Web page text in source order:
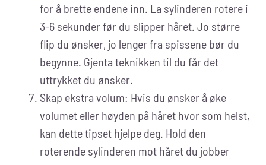
for å brette endene inn. La sylinderen rotere i
3-6 sekunder før du slipper håret. Jo større
flip du ønsker, jo lenger fra spissene bør du
begynne. Gjenta teknikken til du får det
uttrykket du ønsker.
Skap ekstra volum: Hvis du ønsker å øke
volumet eller høyden på håret hvor som helst,
kan dette tipset hjelpe deg. Hold den
roterende sylinderen mot håret du jobber